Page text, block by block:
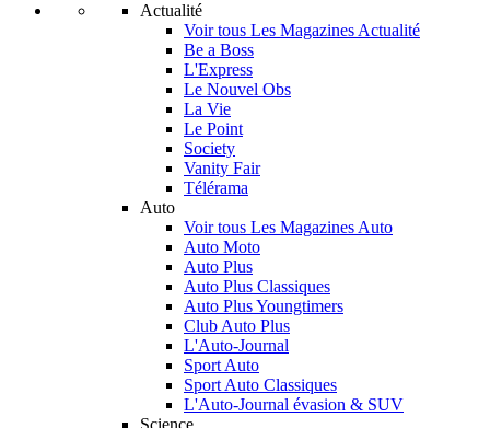
Actualité
Voir tous Les Magazines Actualité
Be a Boss
L'Express
Le Nouvel Obs
La Vie
Le Point
Society
Vanity Fair
Télérama
Auto
Voir tous Les Magazines Auto
Auto Moto
Auto Plus
Auto Plus Classiques
Auto Plus Youngtimers
Club Auto Plus
L'Auto-Journal
Sport Auto
Sport Auto Classiques
L'Auto-Journal évasion & SUV
Science